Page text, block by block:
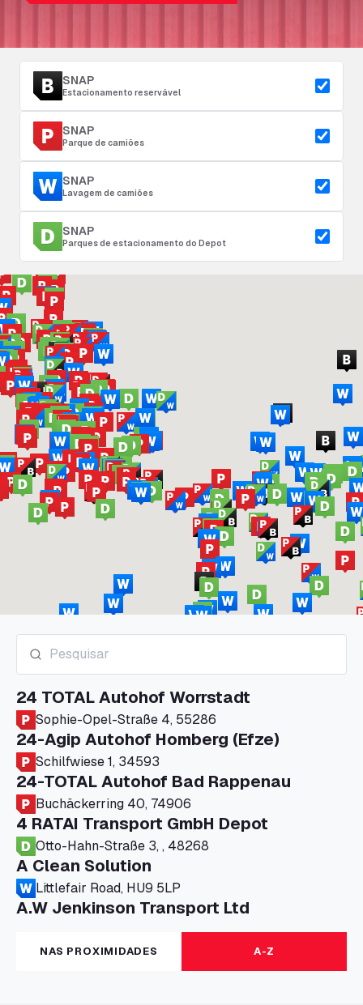
SNAP
Estacionamento reservável
SNAP
Parque de camiões
SNAP
Lavagem de camiões
SNAP
Parques de estacionamento do Depot
24 TOTAL Autohof Worrstadt
Sophie-Opel-Straße 4, 55286
24-Agip Autohof Homberg (Efze)
Schilfwiese 1, 34593
24-TOTAL Autohof Bad Rappenau
Buchäckerring 40, 74906
4 RATAI Transport GmbH Depot
Otto-Hahn-Straße 3, , 48268
A Clean Solution
Littlefair Road, HU9 5LP
A.W Jenkinson Transport Ltd
Progress House, ME11 5GA
A+G Nettetal - Depot Parking
Am Panneschopp 7, 41334
NAS PROXIMIDADES A-Z